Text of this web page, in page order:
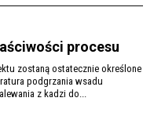
procesu
zostaną ostatecznie określone
podgrzania wsadu
z kadzi do...